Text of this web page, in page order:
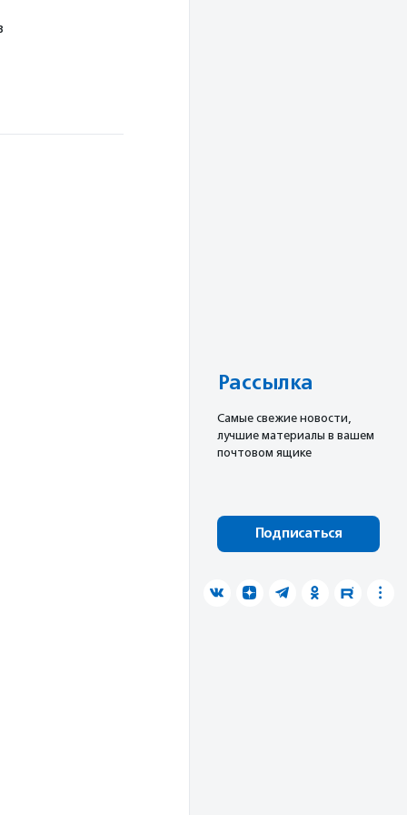
Рассылка
Cамые свежие новости,
лучшие материалы в вашем
почтовом ящике
Подписаться